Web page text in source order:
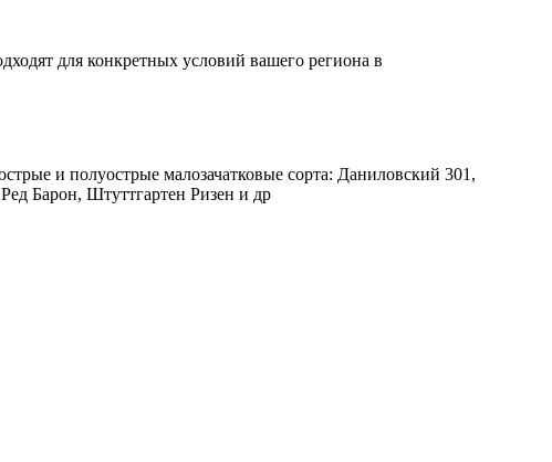
для конкретных условий вашего региона в
и полуострые малозачатковые сорта: Даниловский 301,
Барон, Штуттгартен Ризен и др